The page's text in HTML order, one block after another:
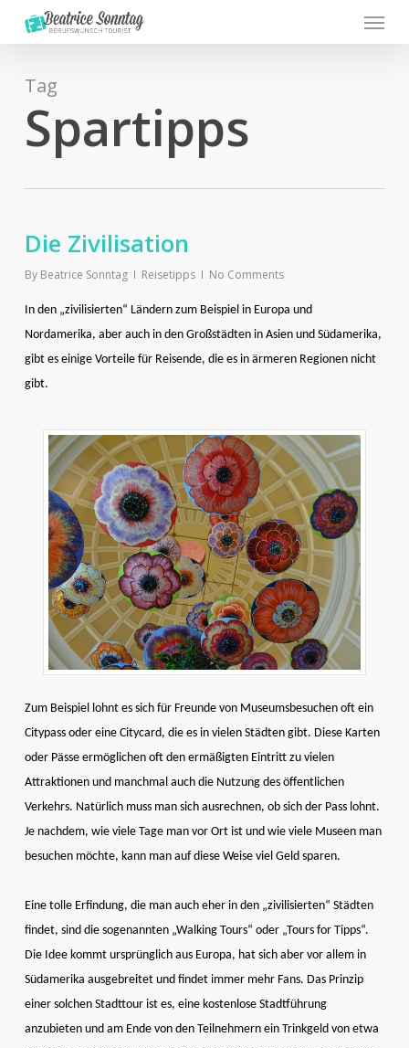
content
Menu
Tag
Spartipps
Die Zivilisation
By Beatrice Sonntag Reisetipps No Comments
In den „zivilisierten“ Ländern zum Beispiel in Europa und
Nordamerika, aber auch in den Großstädten in Asien und Südamerika,
gibt es einige Vorteile für Reisende, die es in ärmeren Regionen nicht
gibt.
Zum Beispiel lohnt es sich für Freunde von Museumsbesuchen oft ein
Citypass oder eine Citycard, die es in vielen Städten gibt. Diese Karten
oder Pässe ermöglichen oft den ermäßigten Eintritt zu vielen
Attraktionen und manchmal auch die Nutzung des öffentlichen
Verkehrs. Natürlich muss man sich ausrechnen, ob sich der Pass lohnt.
Je nachdem, wie viele Tage man vor Ort ist und wie viele Museen man
besuchen möchte, kann man auf diese Weise viel Geld sparen.
Eine tolle Erfindung, die man auch eher in den „zivilisierten“ Städten
findet, sind die sogenannten „Walking Tours“ oder „Tours for Tipps“.
Die Idee kommt ursprünglich aus Europa, hat sich aber vor allem in
Südamerika ausgebreitet und findet immer mehr Fans. Das Prinzip
einer solchen Stadttour ist es, eine kostenlose Stadtführung
anzubieten und am Ende von den Teilnehmern ein Trinkgeld von etwa